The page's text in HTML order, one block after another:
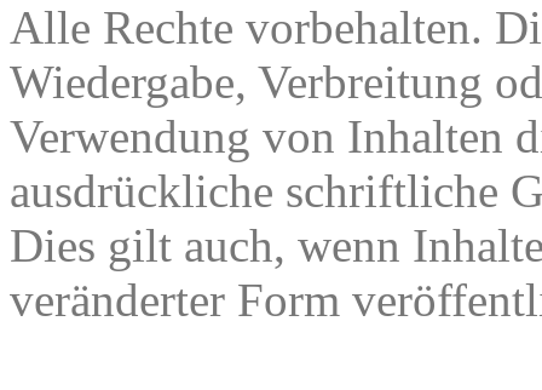
Alle Rechte vorbehalten.
Wiedergabe, Verbreitung
Verwendung von Inhalten
ausdrückliche schriftliche
Dies gilt auch, wenn
veränderter Form